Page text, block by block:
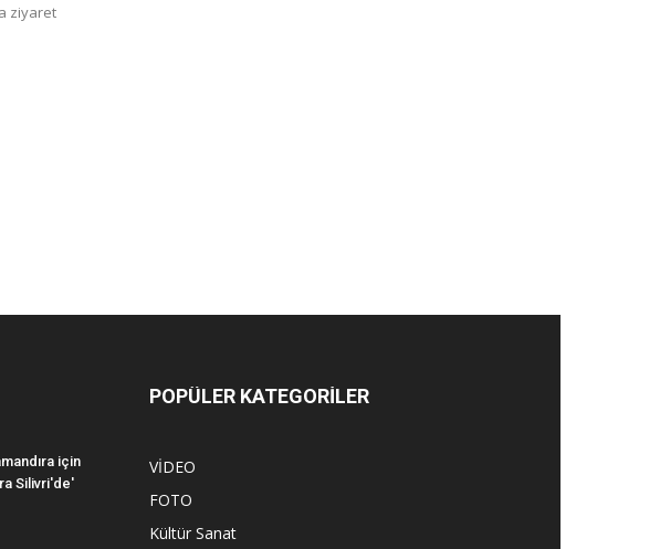
ziyaret
için
Silivri'de'
POPÜLER KATEGORİLER
VİDEO
FOTO
Kültür Sanat